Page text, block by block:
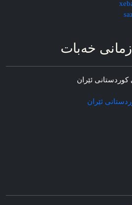
خه‌بات
کوردستانی ئێران
ئێران